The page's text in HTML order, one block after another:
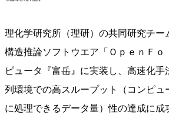
理化学研究所（理研）の共同研究チ
構造推論ソフトウエア「ＯｐｅｎＦｏ
ピュータ『富岳』に実装し、高速化
列環境での高スループット（コンピュ
に処理できるデータ量）性の達成に成